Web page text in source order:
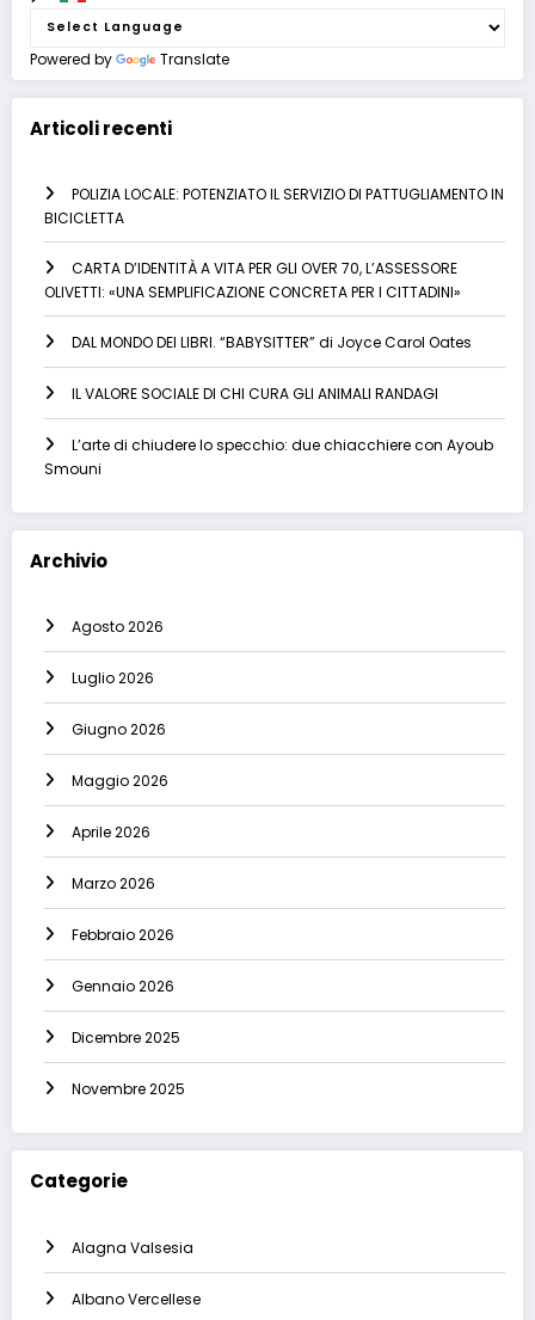
Powered by Translate
Articoli recenti
POLIZIA LOCALE: POTENZIATO IL SERVIZIO DI PATTUGLIAMENTO IN
BICICLETTA
CARTA D’IDENTITÀ A VITA PER GLI OVER 70, L’ASSESSORE
OLIVETTI: «UNA SEMPLIFICAZIONE CONCRETA PER I CITTADINI»
DAL MONDO DEI LIBRI. “BABYSITTER” di Joyce Carol Oates
IL VALORE SOCIALE DI CHI CURA GLI ANIMALI RANDAGI
L’arte di chiudere lo specchio: due chiacchiere con Ayoub
Smouni
Archivio
Agosto 2026
Luglio 2026
Giugno 2026
Maggio 2026
Aprile 2026
Marzo 2026
Febbraio 2026
Gennaio 2026
Dicembre 2025
Novembre 2025
Categorie
Alagna Valsesia
Albano Vercellese